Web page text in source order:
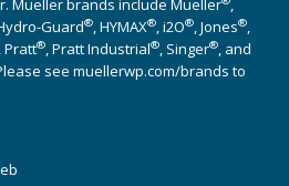
Mueller brands include Mueller ,
Guard®, HYMAX®, i2O®, Jones®,
, Pratt®, Pratt Industrial®, Singer®, and
see muellerwp.com/brands to